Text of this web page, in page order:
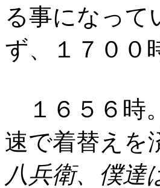
る事になって
ず、１７００
１６５６時
速で着替えを
八兵衛、僕達